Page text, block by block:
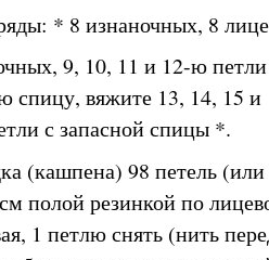
* 8 изнаночных, 8
9, 10, 11 и 12-ю
спицу, вяжите 13, 14, 15
с запасной спицы *.
(кашпена) 98 петель
полой резинкой по
1 петлю снять (нить